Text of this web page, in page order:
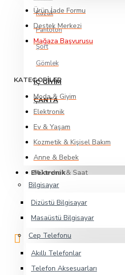
Kazak
Pantolon
Şort
Gömlek
İÇ GIYIM
ÇANTA
Elektronik
Bilgisayar
Dizüstü Bilgisayar
Masaüstü Bilgisayar
Cep Telefonu
Akıllı Telefonlar
Telefon Aksesuarları
Ürün İade Formu
Destek Merkezi
Mağaza Başvurusu
KATEGORİLER
Moda & Giyim
Elektronik
Ev & Yaşam
Kozmetik & Kişisel Bakım
Anne & Bebek
Mücevher & Saat
Otomotiv & Motosiklet
Yapı Market
ADRES
Çukurambar 1480 sokak Besa kule